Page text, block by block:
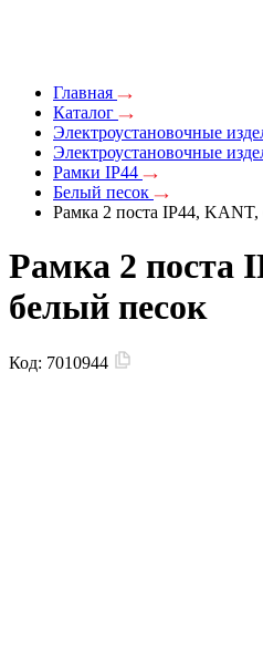
Главная
Каталог
Электроустановочные
Электроустановочные
Рамки IP44
Белый песок
Рамка 2 поста IP44,
Рамка 2 поста
белый песок
Код: 7010944